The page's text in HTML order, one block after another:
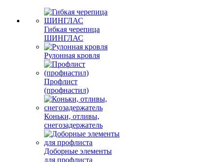
Гибкая черепица
ШИНГЛАС
Рулонная кровля
Профлист
(профнастил)
Коньки, отливы,
снегозадержатель
Доборные элементы
для профлиста